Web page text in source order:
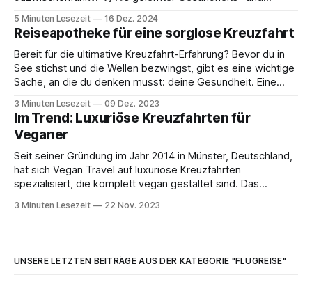
Erfahrungen und Tipps teilen. ⚖️Bitte beachte, dass ich kein
Arzt bin und dieser Artikel keine ärztliche Beratung ersetzt.
Wenn du unsicher
5 Minuten Lesezeit 16 Dez. 2024
Reiseapotheke für eine sorglose Kreuzfahrt
Bereit für die ultimative Kreuzfahrt-Erfahrung? Bevor du in
See stichst und die Wellen bezwingst, gibt es eine wichtige
Sache, an die du denken musst: deine Gesundheit. Eine
Schlüssel zu einer entspannten und unbeschwerten
Kreuzfahrt sein. Von der Überwindung von Seekrankheit bis
zur Bewältigung von
3 Minuten Lesezeit 09 Dez. 2023
Im Trend: Luxuriöse Kreuzfahrten für
Veganer
Seit seiner Gründung im Jahr 2014 in Münster, Deutschland,
hat sich Vegan Travel auf luxuriöse Kreuzfahrten
spezialisiert, die komplett vegan gestaltet sind. Das
zusammen, um Schiffe exklusiv für ihre veganen Reisen zu
3 Minuten Lesezeit 22 Nov. 2023
UNSERE LETZTEN BEITRÄGE AUS DER KATEGORIE "FLUGREISE"